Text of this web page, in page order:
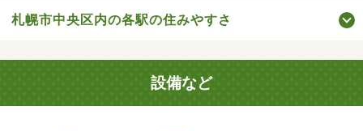
札幌市中央区内の各駅の住みやすさ
設備など